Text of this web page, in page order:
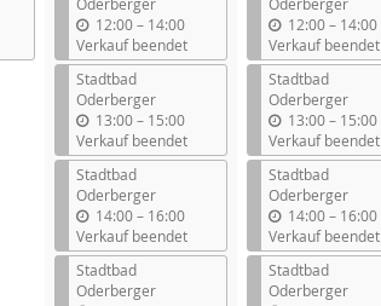
12:00 –b
i
s
14:00
Verkauf beendet
Stadtbad
Oderberger
13:00 –b
i
s
15:00
Verkauf beendet
Stadtbad
Oderberger
14:00 –b
i
s
16:00
Verkauf beendet
Stadtbad
Oderberger
12:00 –b
i
s
14:00
Verkauf beendet
Stadtbad
Oderberger
13:00 –b
i
s
15:00
Verkauf beendet
Stadtbad
Oderberger
14:00 –b
i
s
16:00
Verkauf beendet
Stadtbad
Oderberger